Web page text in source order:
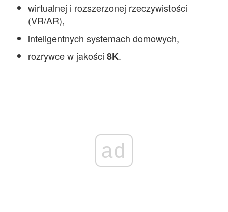
wirtualnej i rozszerzonej rzeczywistości
(VR/AR),
inteligentnych systemach domowych,
rozrywce w jakości 8K.
ad